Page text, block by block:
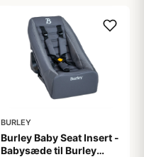
BURLEY
Burley Baby Seat Insert -
Babysæde til Burley